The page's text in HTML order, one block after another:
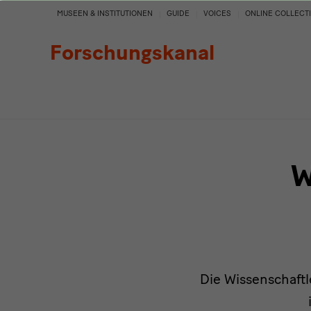
Forschungskanal
Personen
MUSEEN & INSTITUTIONEN GUIDE VOICES ONLINE
Die